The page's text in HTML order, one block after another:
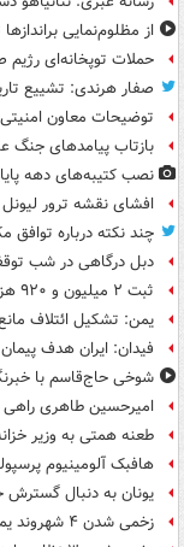
از مظلوم‌نمایی
حملات توپخانه‌ای
صفار هرندی: تشییع
توضیحات معاون
بازتاب پیامدهای جنگ
نصب کتیبه‌های دهه
افشای نقشه ترور لیونل
چند نکته درباره توافق
دبل درگاهی در شب توقف
ثبت ۲ میلیون و ۹۲۰ هزار تردد در مرز مهران طی ایام اربعین
یمن: تشکیل ائتلاف
فیدان: ایران هدف
شوخی حاج‌قاسم با
امیرحسین طاهری
طعنه همتی به وزیر
هافبک آلومینیوم
یونان به دنبال
زخمی شدن ۴ شهروند یمنی در حمله مزدوران سعودی